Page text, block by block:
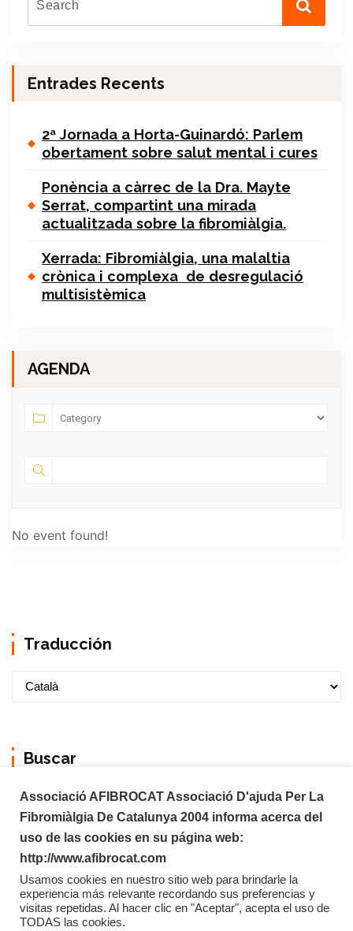
Entrades Recents
2ª Jornada a Horta-Guinardó: Parlem
obertament sobre salut mental i cures
Ponència a càrrec de la Dra. Mayte
Serrat, compartint una mirada
actualitzada sobre la fibromiàlgia.
Xerrada: Fibromiàlgia, una malaltia
crònica i complexa de desregulació
multisistèmica
AGENDA
No event found!
Traducción
Buscar
Associació AFIBROCAT Associació D'ajuda Per La
Fibromiàlgia De Catalunya 2004 informa acerca del
uso de las cookies en su página web:
http://www.afibrocat.com
Usamos cookies en nuestro sitio web para brindarle la
experiencia más relevante recordando sus preferencias y
visitas repetidas. Al hacer clic en "Aceptar", acepta el uso de
TODAS las cookies.